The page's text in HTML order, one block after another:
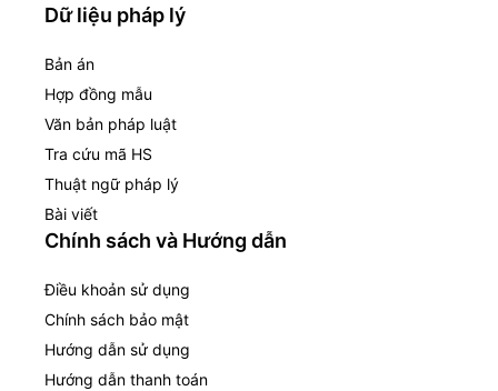
Dữ liệu pháp lý
Bản án
Hợp đồng mẫu
Văn bản pháp luật
Tra cứu mã HS
Thuật ngữ pháp lý
Bài viết
Chính sách và Hướng dẫn
Điều khoản sử dụng
Chính sách bảo mật
Hướng dẫn sử dụng
Hướng dẫn thanh toán